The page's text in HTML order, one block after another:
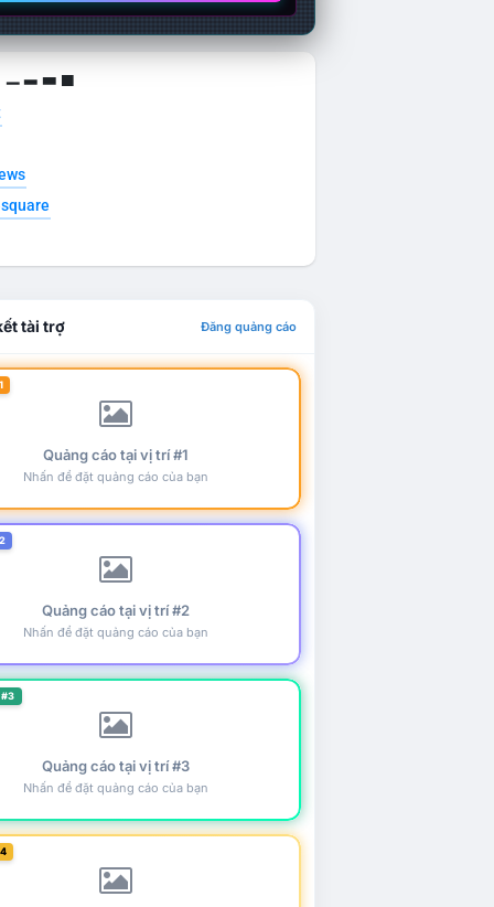
▁ ▂ ▃ ▄
tài trợ Đăng quảng cáo
Quảng cáo tại vị trí #1
Nhấn để đặt quảng cáo của bạn
Quảng cáo tại vị trí #2
Nhấn để đặt quảng cáo của bạn
Quảng cáo tại vị trí #3
Nhấn để đặt quảng cáo của bạn